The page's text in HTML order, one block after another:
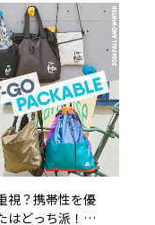
視？携帯性を優
はどっち派！